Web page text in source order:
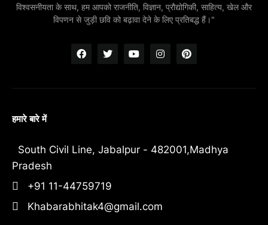
विश्वसनीयता के साथ, हम आपको राजनीति, विज्ञान, प्रौद्योगिकी, साहित्य, खेल और
विपणन से जुड़ी छवि को बढ़ावा देने के लिए प्रतिबद्ध हैं।"
हमारे बारे में
South Civil Line, Jabalpur - 482001,Madhya
Pradesh
+91 11-44759719
Khabarabhitak4@gmail.com